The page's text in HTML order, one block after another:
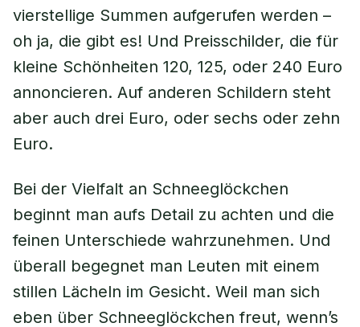
vierstellige Summen aufgerufen werden –
oh ja, die gibt es! Und Preisschilder, die für
kleine Schönheiten 120, 125, oder 240 Euro
annoncieren. Auf anderen Schildern steht
aber auch drei Euro, oder sechs oder zehn
Euro.
Bei der Vielfalt an Schneeglöckchen
beginnt man aufs Detail zu achten und die
feinen Unterschiede wahrzunehmen. Und
überall begegnet man Leuten mit einem
stillen Lächeln im Gesicht. Weil man sich
eben über Schneeglöckchen freut, wenn’s